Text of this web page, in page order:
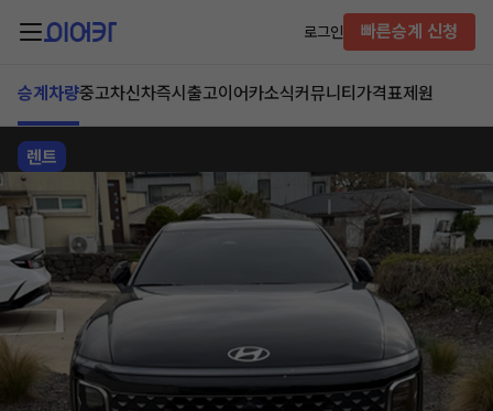
로그인 빠른승계 신청
승계차량중고차신차즉시출고이어카소식커뮤니티 가격표제원
렌트